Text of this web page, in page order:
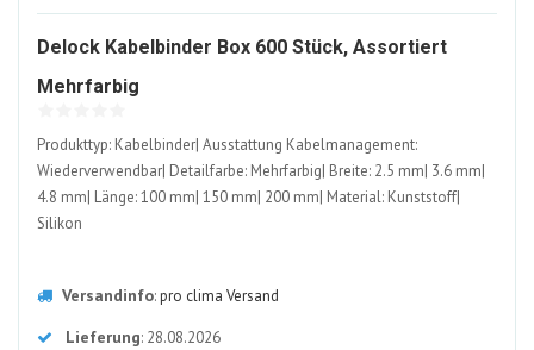
Delock Kabelbinder Box 600 Stück, Assortiert
Mehrfarbig
Produkttyp: Kabelbinder| Ausstattung Kabelmanagement:
Wiederverwendbar| Detailfarbe: Mehrfarbig| Breite: 2.5 mm| 3.6 mm|
4.8 mm| Länge: 100 mm| 150 mm| 200 mm| Material: Kunststoff|
Silikon
Versandinfo:pro clima Versand
Lieferung: 28.08.2026